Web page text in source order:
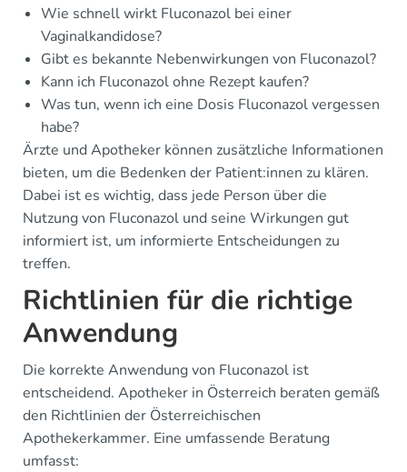
Wie schnell wirkt Fluconazol bei einer
Vaginalkandidose?
Gibt es bekannte Nebenwirkungen von Fluconazol?
Kann ich Fluconazol ohne Rezept kaufen?
Was tun, wenn ich eine Dosis Fluconazol vergessen
habe?
Ärzte und Apotheker können zusätzliche Informationen
bieten, um die Bedenken der Patient:innen zu klären.
Dabei ist es wichtig, dass jede Person über die
Nutzung von Fluconazol und seine Wirkungen gut
informiert ist, um informierte Entscheidungen zu
treffen.
Richtlinien für die richtige
Anwendung
Die korrekte Anwendung von Fluconazol ist
entscheidend. Apotheker in Österreich beraten gemäß
den Richtlinien der Österreichischen
Apothekerkammer. Eine umfassende Beratung
umfasst: